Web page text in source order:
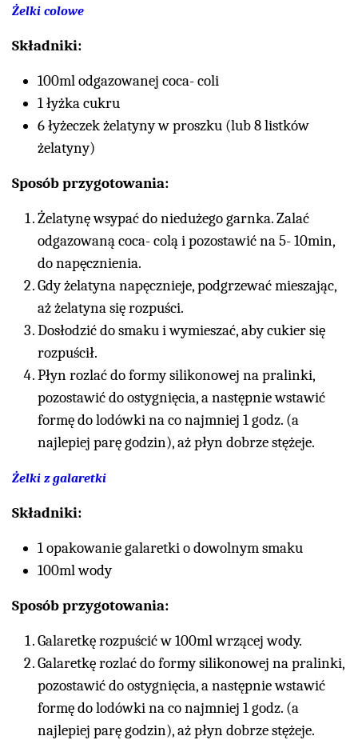
Żelki colowe
Składniki:
100ml odgazowanej coca- coli
1 łyżka cukru
6 łyżeczek żelatyny w proszku (lub 8 listków
żelatyny)
Sposób przygotowania:
Żelatynę wsypać do niedużego garnka. Zalać
odgazowaną coca- colą i pozostawić na 5- 10min,
do napęcznienia.
Gdy żelatyna napęcznieje, podgrzewać mieszając,
aż żelatyna się rozpuści.
Dosłodzić do smaku i wymieszać, aby cukier się
rozpuścił.
Płyn rozlać do formy silikonowej na pralinki,
pozostawić do ostygnięcia, a następnie wstawić
formę do lodówki na co najmniej 1 godz. (a
najlepiej parę godzin), aż płyn dobrze stężeje.
Żelki z galaretki
Składniki:
1 opakowanie galaretki o dowolnym smaku
100ml wody
Sposób przygotowania:
Galaretkę rozpuścić w 100ml wrzącej wody.
Galaretkę rozlać do formy silikonowej na pralinki,
pozostawić do ostygnięcia, a następnie wstawić
formę do lodówki na co najmniej 1 godz. (a
najlepiej parę godzin), aż płyn dobrze stężeje.